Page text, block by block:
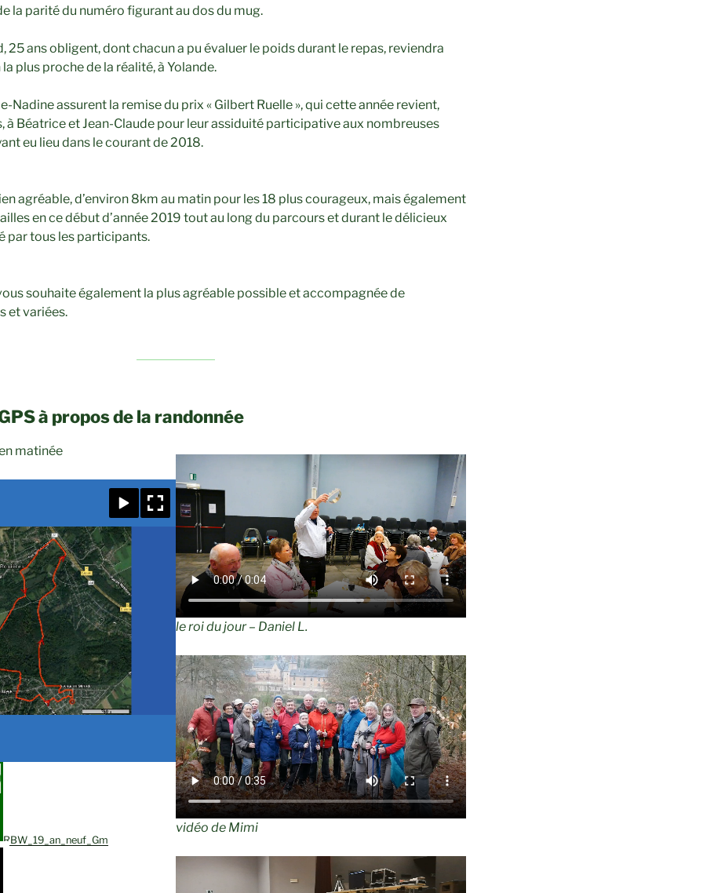
la parité du numéro figurant au dos du mug.
25 ans obligent, dont chacun a pu évaluer le poids durant le repas, reviendra
plus proche de la réalité, à Yolande.
Nadine assurent la remise du prix « Gilbert Ruelle », qui cette année revient,
à Béatrice et Jean-Claude pour leur assiduité participative aux nombreuses
eu lieu dans le courant de 2018.
agréable, d’environ 8km au matin pour les 18 plus courageux, mais également
en ce début d’année 2019 tout au long du parcours et durant le délicieux
par tous les participants.
souhaite également la plus agréable possible et accompagnée de
et variées.
à propos de la randonnée
matinée
RBW_19_an_neuf_Gm
le roi du jour – Daniel L.
vidéo de Mimi